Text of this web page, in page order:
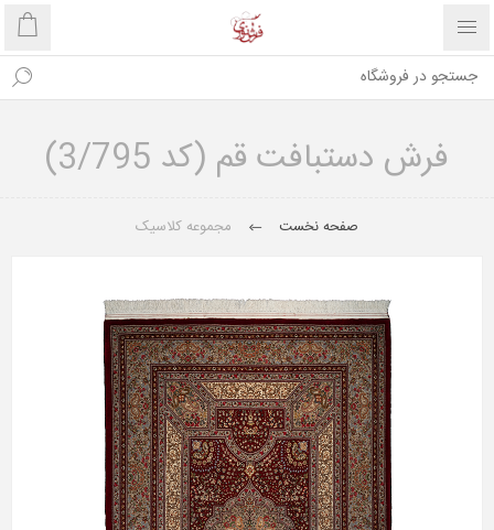
فرش دستبافت قم (کد 3/795)
صفحه نخست مجموعه کلاسیک